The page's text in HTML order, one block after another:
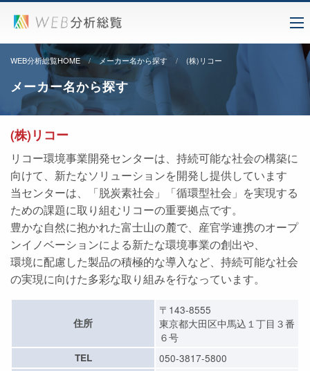
WEB分析総覧HOME メーカー名から探す (株)リコー
メーカー名から探す
(株)リコー
リコー環境事業開発センターは、持続可能な社会の構築に
向けて、新たなソリューションを開発し提供しています
当センターは、「脱炭素社会」「循環型社会」を実現する
ための課題に取り組むリコーの重要拠点です。
豊かな自然に抱かれた富士山の麓で、産官学連携のオープ
ンイノベーションによる新たな環境事業の創出や、
環境に配慮した製品の積極的な導入など、持続可能な社会
の実現に向けた多彩な取り組みを行なっています。
住所
〒143-8555
東京都大田区中馬込１丁目３番
６号
TEL 050-3817-5800